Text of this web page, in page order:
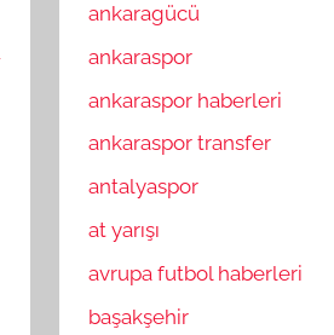
ankaragücü
ankaraspor
ankaraspor haberleri
ankaraspor transfer
antalyaspor
at yarışı
avrupa futbol haberleri
başakşehir